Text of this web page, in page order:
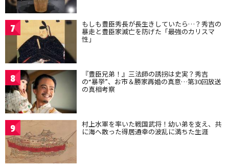
7 もしも豊臣秀長が長生きしていたら…？秀吉の
暴走と豊臣家滅亡を防げた「最強のカリスマ
性」
8 『豊臣兄弟！』三法師の誘拐は史実？秀吉
の“暴挙”、お市＆勝家再婚の真意…第30回放送
の真相考察
9 村上水軍を率いた戦国武将！幼い弟を支え、共
に海へ散った得居通幸の波乱に満ちた生涯